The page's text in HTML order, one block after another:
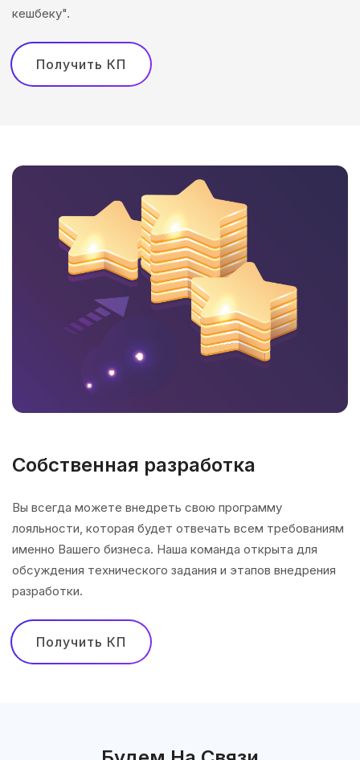
кешбеку".
Получить КП
Собственная разработка
Вы всегда можете внедреть свою программу
лояльности, которая будет отвечать всем требованиям
именно Вашего бизнеса. Наша команда открыта для
обсуждения технического задания и этапов внедрения
разработки.
Получить КП